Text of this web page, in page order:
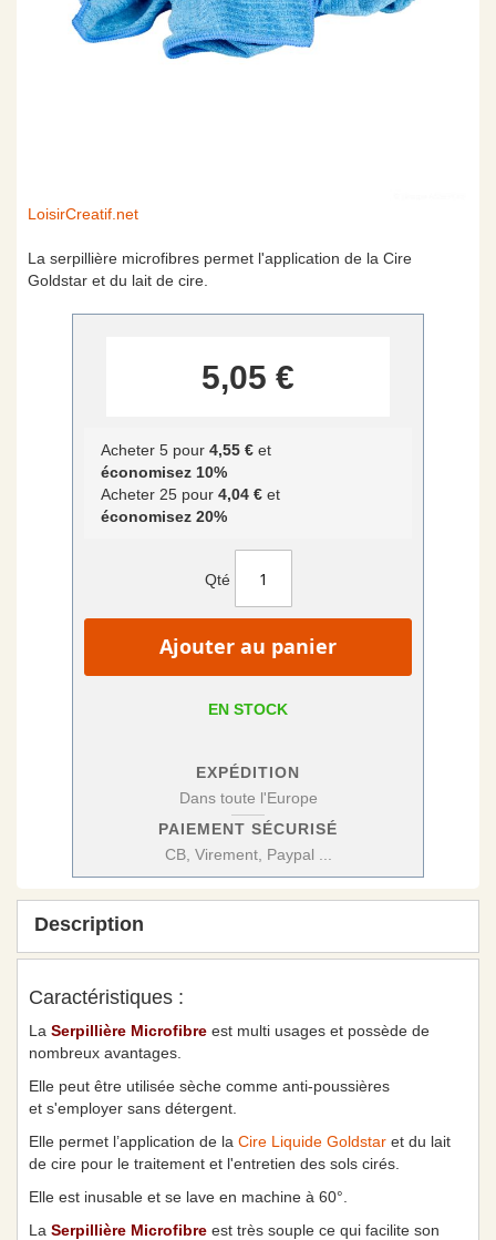
LoisirCreatif.net
La serpillière microfibres permet l'application de la Cire
Goldstar et du lait de cire.
5,05 €
Acheter 5 pour 4,55 €et
économisez10%
Acheter 25 pour 4,04 €et
économisez20%
Qté
Ajouter au panier
EN STOCK
EXPÉDITION
Dans toute l'Europe
PAIEMENT SÉCURISÉ
CB, Virement, Paypal ...
Skip
the
beginning
Description
Caractéristiques :
La Serpillière Microfibre est multi usages et possède de
nombreux avantages.
Elle peut être utilisée sèche comme anti-poussières
et s'employer sans détergent.
Elle permet l’application de la Cire Liquide Goldstar et du lait
de cire pour le traitement et l'entretien des sols cirés.
Elle est inusable et se lave en machine à 60°.
La Serpillière Microfibre est très souple ce qui facilite son